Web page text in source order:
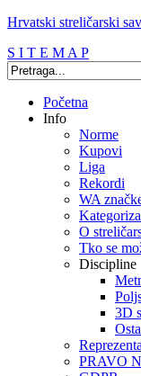
Hrvatski streličarski
S I T E M A P
Početna
Info
Norme
Kupovi
Liga
Rekordi
WA
O
Tko se
Discipline
3D
PRAVO